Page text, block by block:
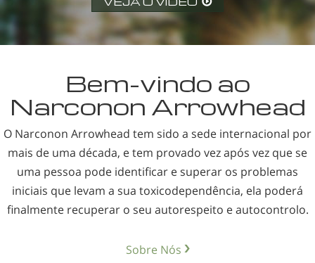
Chinês
Nepalês
Ucraniano
Croata
Turco
Bem-vindo ao
Narconon Arrowhead
O Narconon Arrowhead tem sido a sede internacional por
mais de uma década, e tem provado vez após vez que se
uma pessoa pode identificar e superar os problemas
iniciais que levam a sua toxicodependência, ela poderá
finalmente recuperar o seu autorespeito e autocontrolo.
Sobre Nós